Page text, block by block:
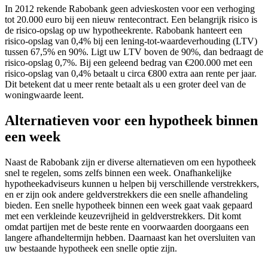
In 2012 rekende Rabobank geen advieskosten voor een verhoging
tot 20.000 euro bij een nieuw rentecontract. Een belangrijk risico is
de risico-opslag op uw hypotheekrente. Rabobank hanteert een
risico-opslag van 0,4% bij een lening-tot-waardeverhouding (LTV)
tussen 67,5% en 90%. Ligt uw LTV boven de 90%, dan bedraagt de
risico-opslag 0,7%. Bij een geleend bedrag van €200.000 met een
risico-opslag van 0,4% betaalt u circa €800 extra aan rente per jaar.
Dit betekent dat u meer rente betaalt als u een groter deel van de
woningwaarde leent.
Alternatieven voor een hypotheek binnen
een week
Naast de Rabobank zijn er diverse alternatieven om een hypotheek
snel te regelen, soms zelfs binnen een week. Onafhankelijke
hypotheekadviseurs kunnen u helpen bij verschillende verstrekkers,
en er zijn ook andere geldverstrekkers die een snelle afhandeling
bieden. Een snelle hypotheek binnen een week gaat vaak gepaard
met een verkleinde keuzevrijheid in geldverstrekkers. Dit komt
omdat partijen met de beste rente en voorwaarden doorgaans een
langere afhandeltermijn hebben. Daarnaast kan het oversluiten van
uw bestaande hypotheek een snelle optie zijn.